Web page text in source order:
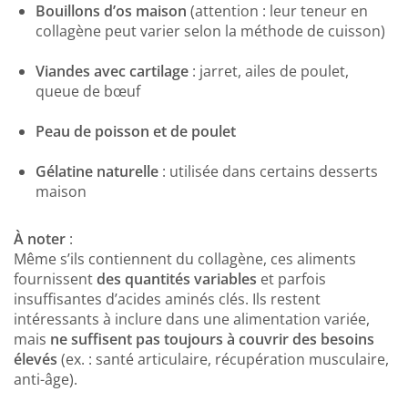
Bouillons d’os maison (attention : leur teneur en
collagène peut varier selon la méthode de cuisson)
Viandes avec cartilage : jarret, ailes de poulet,
queue de bœuf
Peau de poisson et de poulet
Gélatine naturelle : utilisée dans certains desserts
maison
À noter :
Même s’ils contiennent du collagène, ces aliments
fournissentdes quantités variables et parfois
insuffisantes d’acides aminés clés. Ils restent
intéressants à inclure dans une alimentation variée,
mais ne suffisent pas toujours à couvrir des besoins
élevés (ex. : santé articulaire, récupération musculaire,
anti-âge).